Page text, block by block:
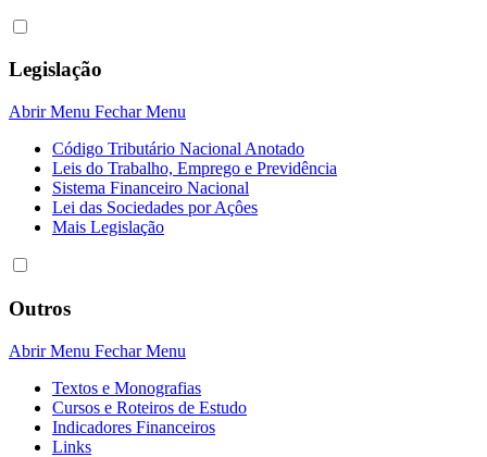
Legislação
Abrir Menu Fechar Menu
Código Tributário Nacional Anotado
Leis do Trabalho, Emprego e Previdência
Sistema Financeiro Nacional
Lei das Sociedades por Açôes
Mais Legislação
Outros
Abrir Menu Fechar Menu
Textos e Monografias
Cursos e Roteiros de Estudo
Indicadores Financeiros
Links